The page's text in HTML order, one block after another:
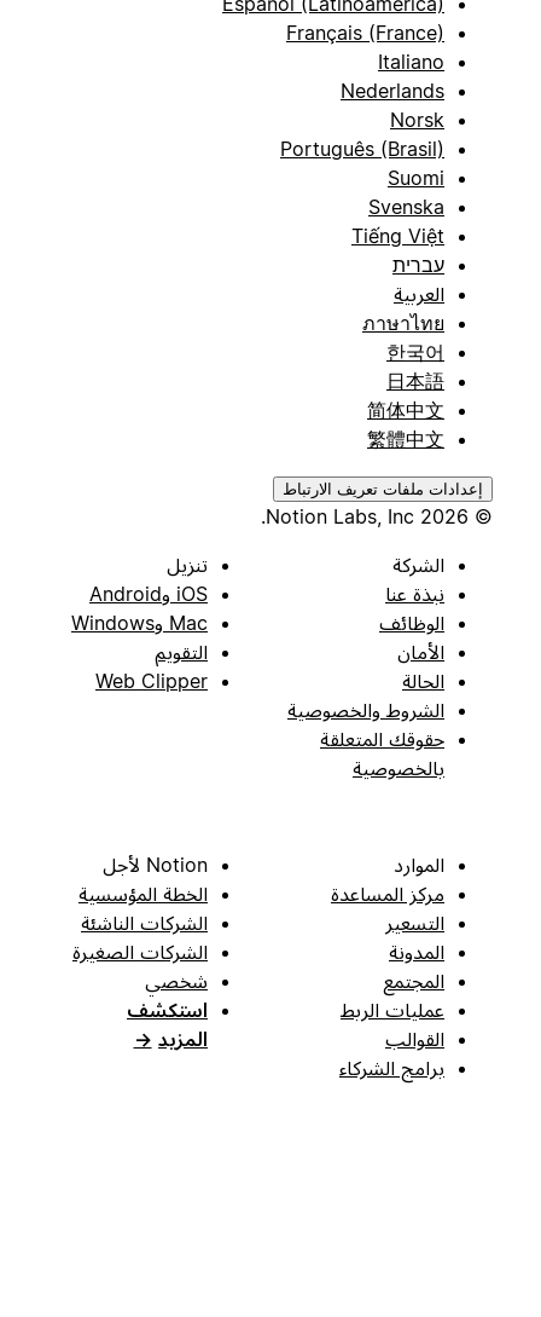
Français (France)
Italiano
Nederlands
Norsk
Português (Brasil)
Suomi
Svenska
Tiếng Việt
עברית
العربية
ภาษาไทย
한국어
日本語
简体中文
繁體中文
إعدادات ملفات تعريف الارتباط
الشركة
نبذة عنا
الوظائف
الأمان
الحالة
الشروط والخصوصية
حقوقك المتعلقة
بالخصوصية
تنزيل
iOS وAndroid
Mac وWindows
التقويم
Web Clipper
الموارد
مركز المساعدة
التسعير
المدونة
المجتمع
عمليات الربط
القوالب
برامج الشركاء
Notion لأجل
الخطة المؤسسية
الشركات الناشئة
الشركات الصغيرة
شخصي
استكشف
المزيد →